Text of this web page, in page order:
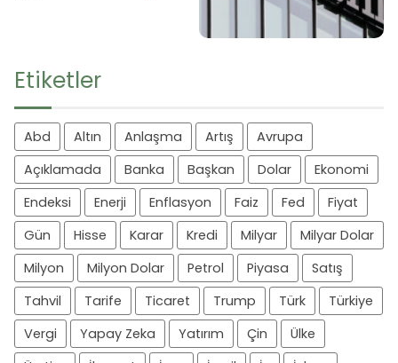
Etiketler
Abd Altın Anlaşma Artış
Avrupa
Açıklamada
Banka Başkan Dolar
Ekonomi
Endeksi
Enerji Enflasyon Faiz Fed
Fiyat
Gün
Hisse Karar Kredi Milyar
Milyar Dolar
Milyon
Milyon Dolar Petrol Piyasa
Satış
Tahvil
Tarife Ticaret Trump Türk
Türkiye
Vergi
Yapay Zeka Yatırım Çin
Ülke